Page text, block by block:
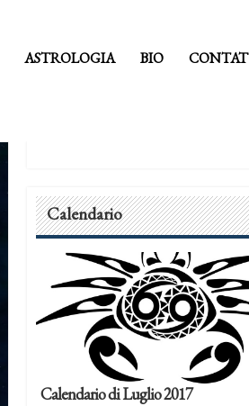
ASTROLOGIA BIO
Calendario
Calendario di Luglio 2017